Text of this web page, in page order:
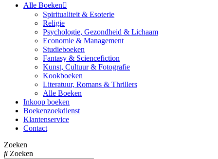
Alle Boeken
Spiritualiteit & Esoterie
Religie
Psychologie, Gezondheid & Lichaam
Economie & Management
Studieboeken
Fantasy & Sciencefiction
Kunst, Cultuur & Fotografie
Kookboeken
Literatuur, Romans & Thrillers
Alle Boeken
Inkoop boeken
Boekenzoekdienst
Klantenservice
Contact
Zoeken
Zoeken